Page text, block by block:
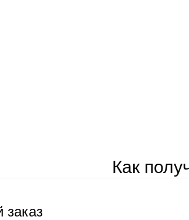
Как
заказ